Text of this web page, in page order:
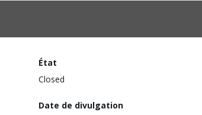
État
Closed
Date de divulgation